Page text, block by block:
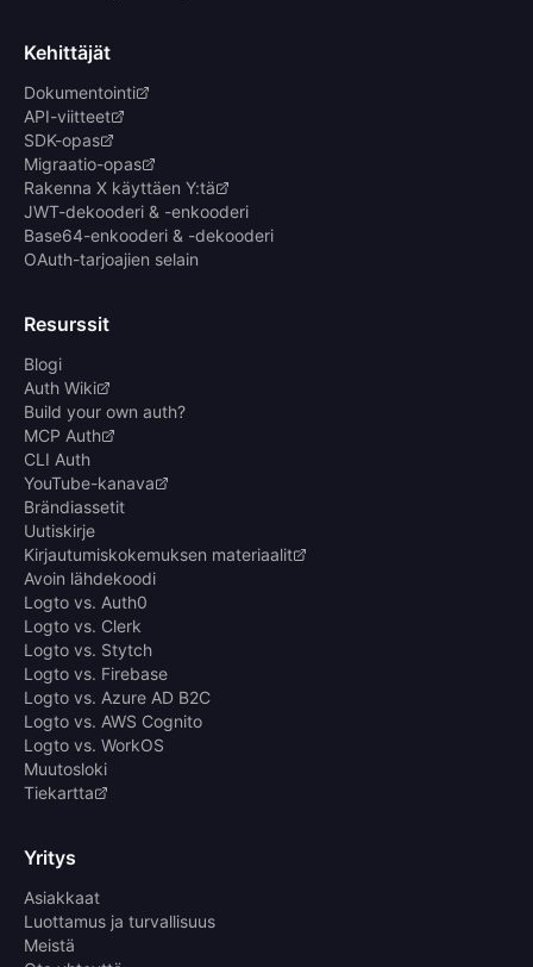
Kehittäjät
Dokumentointi
API-viitteet
SDK-opas
Migraatio-opas
Rakenna X käyttäen Y:tä
JWT-dekooderi & -enkooderi
Base64-enkooderi & -dekooderi
OAuth-tarjoajien selain
Resurssit
Blogi
Auth Wiki
Build your own auth?
MCP Auth
CLI Auth
YouTube-kanava
Brändiassetit
Uutiskirje
Kirjautumiskokemuksen materiaalit
Avoin lähdekoodi
Logto vs. Auth0
Logto vs. Clerk
Logto vs. Stytch
Logto vs. Firebase
Logto vs. Azure AD B2C
Logto vs. AWS Cognito
Logto vs. WorkOS
Muutosloki
Tiekartta
Yritys
Asiakkaat
Luottamus ja turvallisuus
Meistä